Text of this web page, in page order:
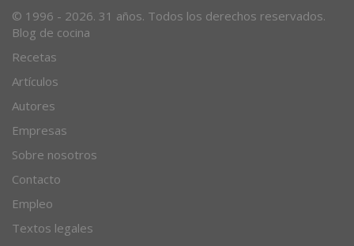
© 1996 - 2026. 31 años. Todos los derechos reservados.
Blog de cocina
Recetas
Artículos
Autores
Empresas
Sobre nosotros
Contacto
Empleo
Textos legales